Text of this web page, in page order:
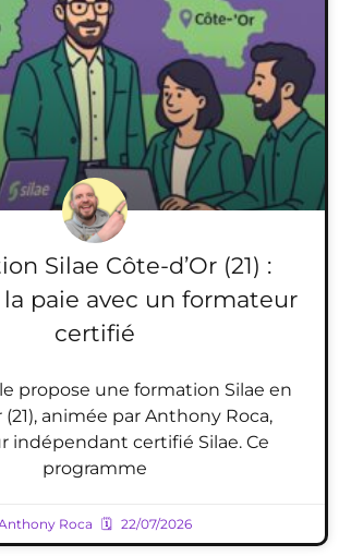
Silae Côte-d’Or (21) :
paie avec un formateur
certifié
propose une formation Silae en
(21), animée par Anthony Roca,
indépendant certifié Silae. Ce
programme
Roca 22/07/2026